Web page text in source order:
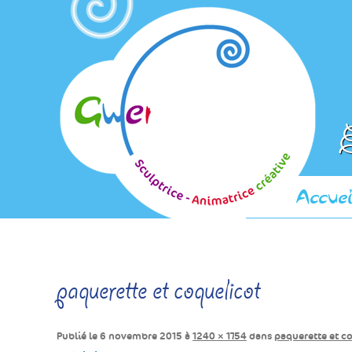
paquerette et coquelicot
Publié le6 novembre 2015 à1240 × 1754dans paquerette et